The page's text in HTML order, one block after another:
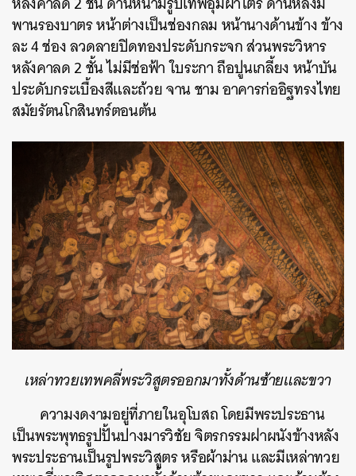
พานรองบาตร หน้าต่างเป็นช่องกลม หน้านางด้านข้าง ข้าง
ละ 4 ช่อง ลวดลายปิดทองประดับกระจก ส่วนพระวิหาร
หลังคาลด 2 ชั้น ไม่มีช่อฟ้าใบระกา ถือปูนเกลี้ยง หน้าบัน
ประดับกระเบื้องสีและถ้วย จาน ชาม อาคารก่ออิฐทรงไทย
สมัยรัตนโกสินทร์ตอนต้น
เหล่าทวยเทพคลี่พระวิสูตรออกมาทั้งด้านซ้ายและขวา
ความงดงามอยู่ที่ภายในอุโบสถ โดยมีพระประธาน
เป็นพระพุทธรูปปั้นปางมารวิชัย จิตรกรรมฝาผนังข้างหลัง
พระประธานเป็นรูปพระวิสูตร หรือผ้าม่าน และมีเหล่าทวย